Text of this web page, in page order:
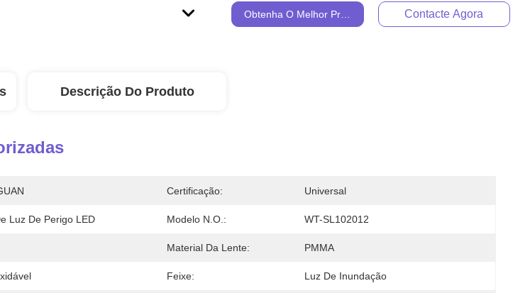
Obtenha O Melhor Preço Contacte Agora
Descrição Do Produto
Certificação: Universal
Luz De Perigo LED Modelo N.O.: WT-SL102012
Material Da Lente: PMMA
Feixe: Luz De Inundação